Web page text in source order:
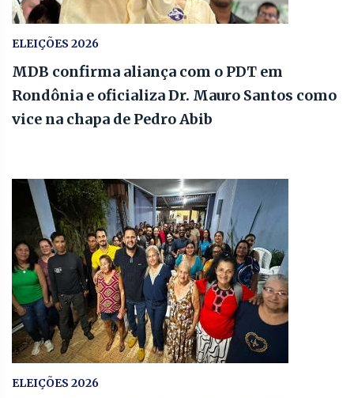
ELEIÇÕES 2026
MDB confirma aliança com o PDT em
Rondônia e oficializa Dr. Mauro Santos como
vice na chapa de Pedro Abib
ELEIÇÕES 2026